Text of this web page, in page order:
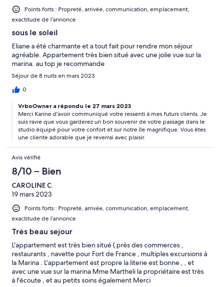
Points forts : Propreté, arrivée, communication, emplacement,
exactitude de l’annonce
sous le soleil
Eliane a été charmante et a tout fait pour rendre mon séjour
agréable. Appartement très bien situé avec une jolie vue sur la
marina. au top je recommande
Séjour de 8 nuits en mars 2023
0
VrboOwner a répondu le 27 mars 2023
Merci Karine d'avoir communiqué votre ressenti à mes futurs clients. Je
suis ravie que vous garderez un bon souvenir de votre passage dans le
studio équipé pour votre confort et sur notre île magnifique. Vous êtes
une cliente adorable que je reverrai avec plaisir.
Avis vérifié
8/10 – Bien
CAROLINE C.
19 mars 2023
Points forts : Propreté, arrivée, communication, emplacement,
exactitude de l’annonce
Trés beau sejour
L'appartement est très bien situé ( près des commerces ,
restaurants , navette pour Fort de France , multiples excursions à
la Marina . L'appartement est propre la literie est bonne , , et
avec une vue sur la marina Mme Martheli la propriétaire est très
à l'écoute , et au petits soins également Merci